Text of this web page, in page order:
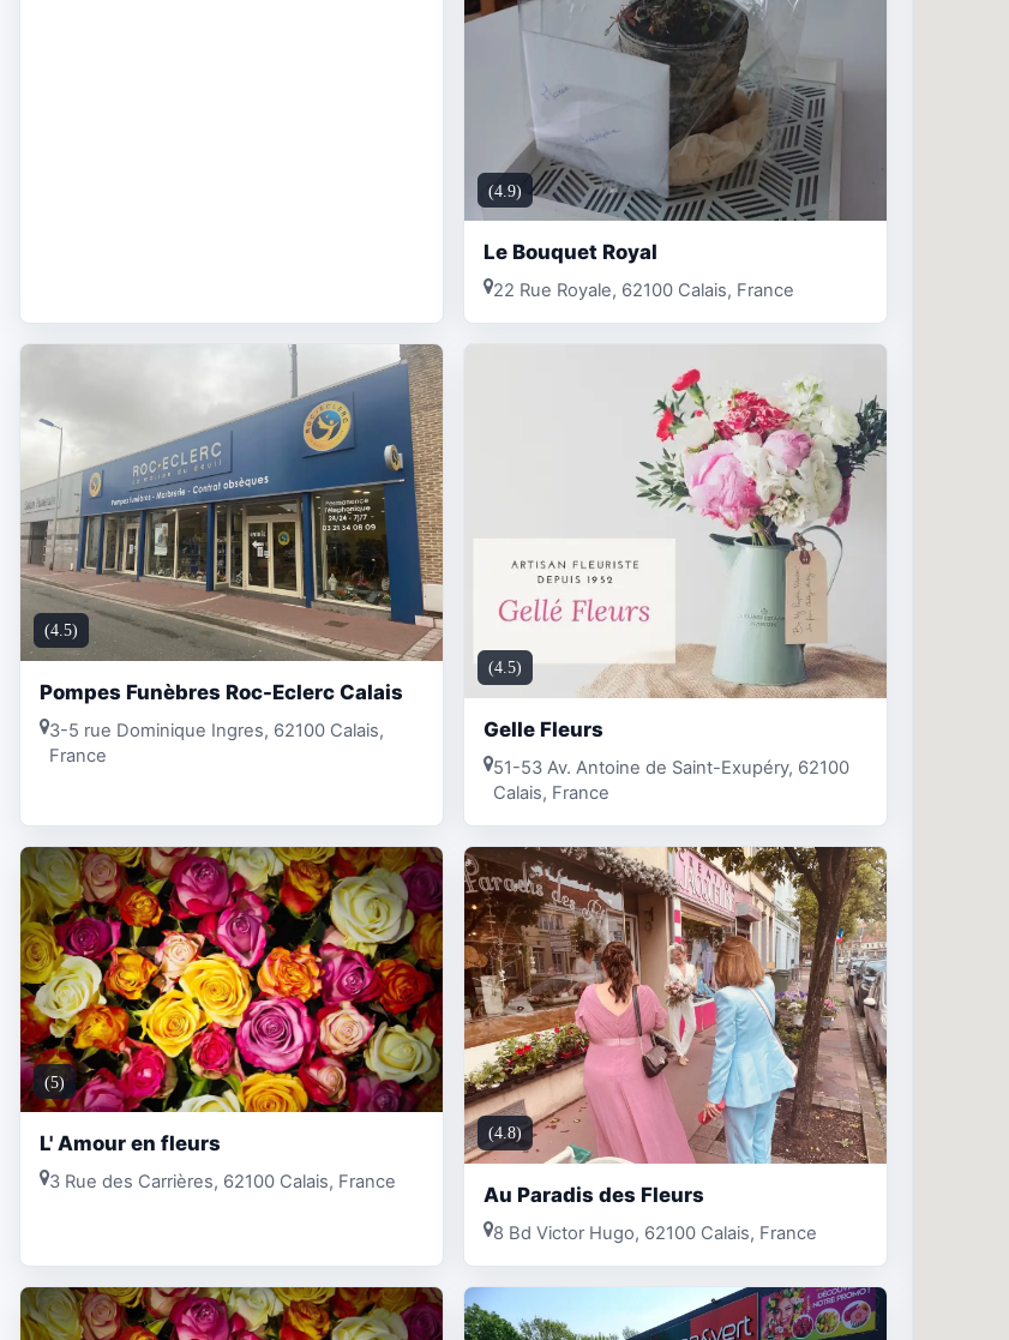
(4.9)
Le Bouquet Royal
22 Rue Royale, 62100 Calais, France
(4.5)
Pompes Funèbres Roc-Eclerc Calais
3-5 rue Dominique Ingres, 62100 Calais,
France
(4.5)
Gelle Fleurs
51-53 Av. Antoine de Saint-Exupéry, 62100
Calais, France
(5)
L' Amour en fleurs
3 Rue des Carrières, 62100 Calais, France
(4.8)
Au Paradis des Fleurs
8 Bd Victor Hugo, 62100 Calais, France